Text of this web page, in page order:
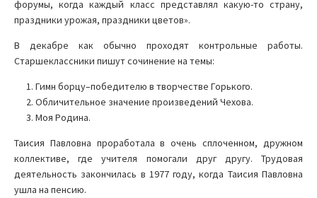
форумы, когда каждый класс представлял какую-то страну,
праздники урожая, праздники цветов».
В декабре как обычно проходят контрольные работы.
Старшеклассники пишут сочинение на темы:
Гимн борцу–победителю в творчестве Горького.
Обличительное значение произведений Чехова.
Моя Родина.
Таисия Павловна проработала в очень сплоченном, дружном
коллективе, где учителя помогали друг другу. Трудовая
деятельность закончилась в 1977 году, когда Таисия Павловна
ушла на пенсию.